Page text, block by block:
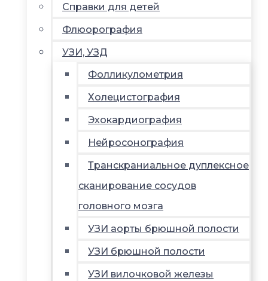
Справки для детей
Флюорография
УЗИ, УЗД
Фолликулометрия
Холецистография
Эхокардиография
Нейросонография
Транскраниальное дуплексное
сканирование сосудов
головного мозга
УЗИ аорты брюшной полости
УЗИ брюшной полости
УЗИ вилочковой железы